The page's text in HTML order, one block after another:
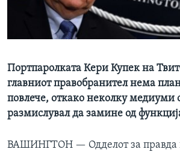
ИНТЕРВЈУА
Јазици
Портпаролката Кери Купек на
главниот правобранител нема
повлече, откако неколку медиуми
размислувал да замине од
ВАШИНГТОН — Одделот за